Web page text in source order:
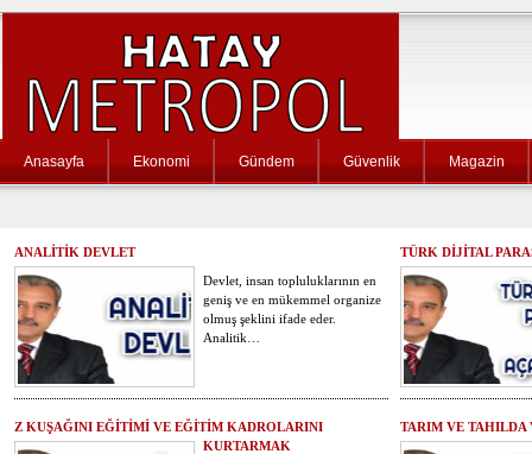
Anasayfa Ekonomi Gündem Güvenlik Magazin
ANALİTİK DEVLET
Devlet, insan topluluklarının en
geniş ve en mükemmel organize
olmuş şeklini ifade eder.
Analitik…
TÜRK DİJİTAL
Z KUŞAĞINI EĞİTİMİ VE EĞİTİM KADROLARINI
KURTARMAK
TARIM VE